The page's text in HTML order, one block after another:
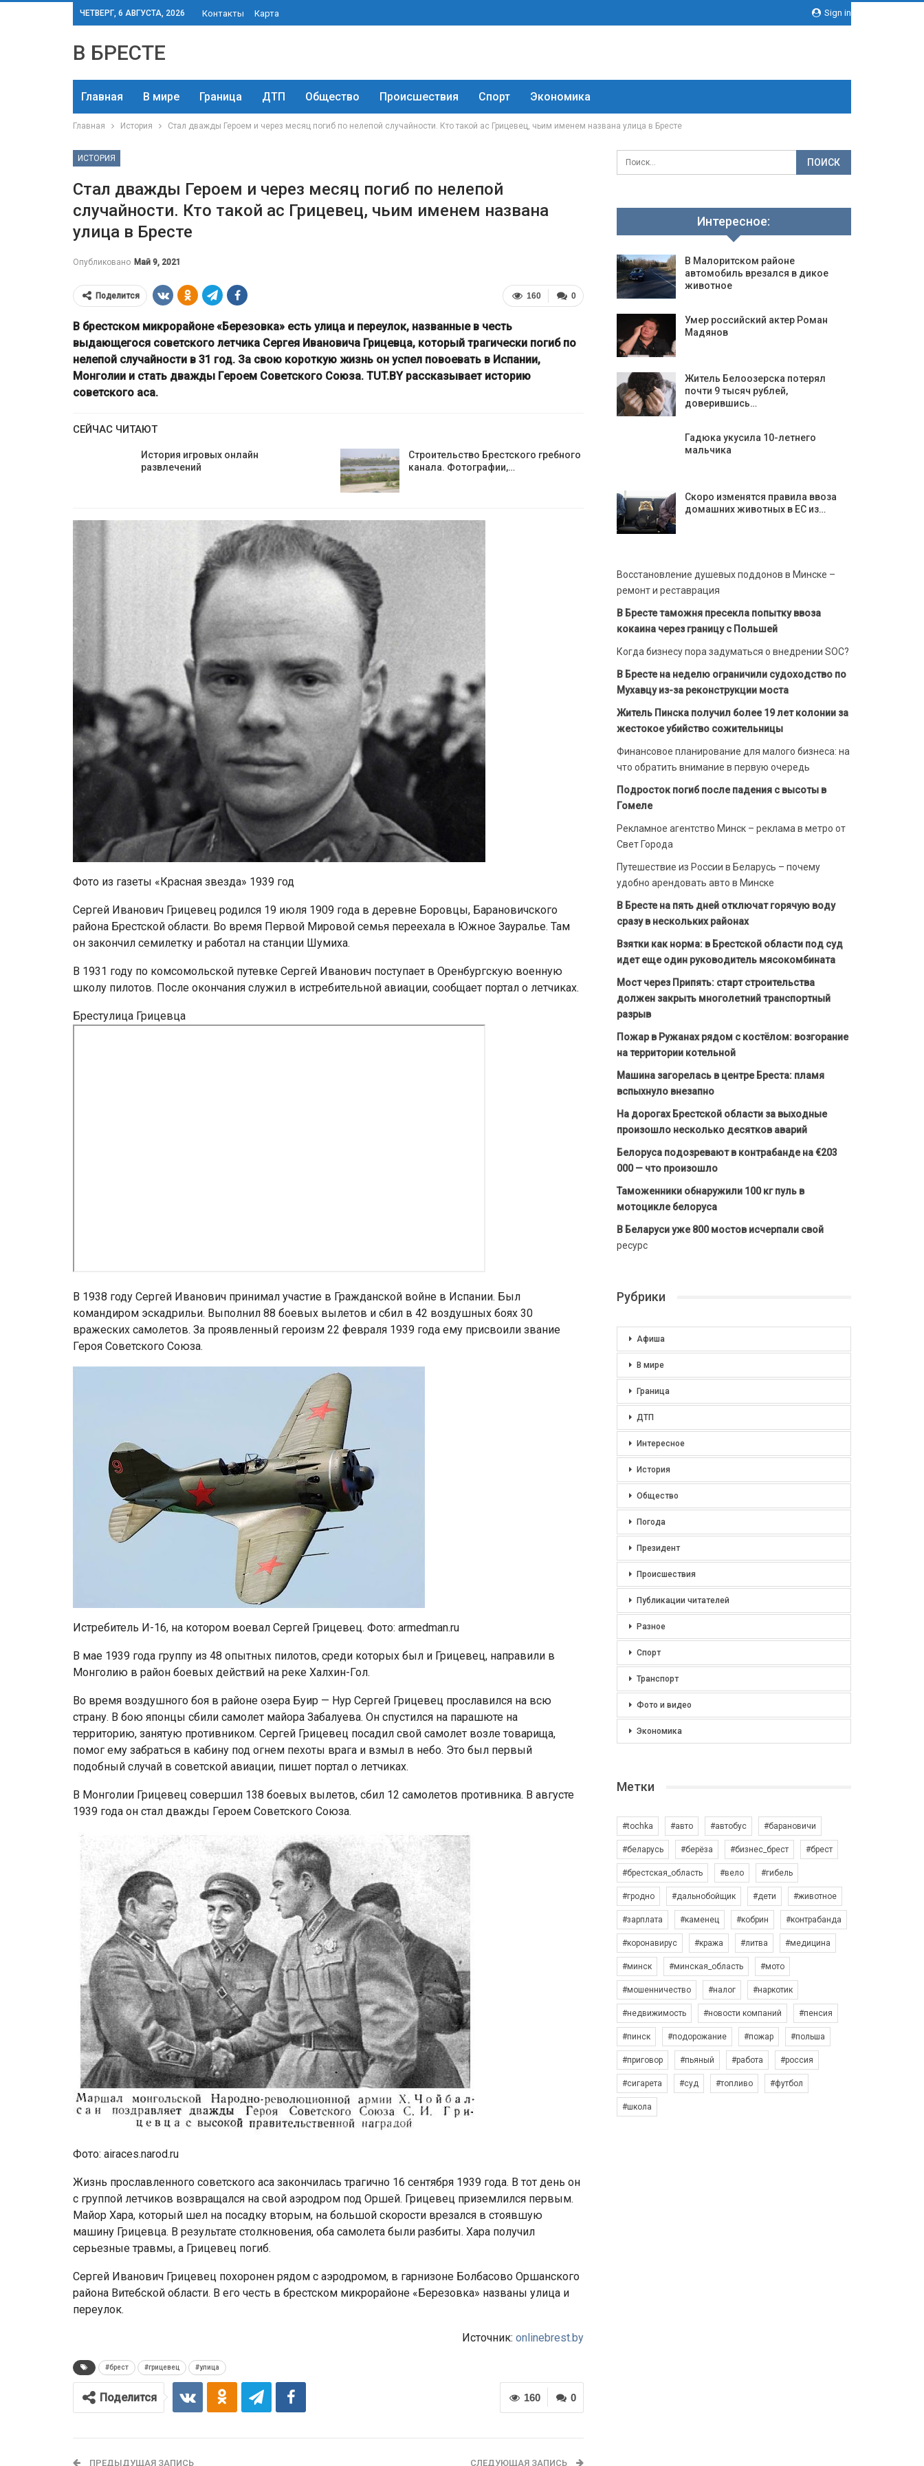
Sign in
ЧЕТВЕРГ, 6 АВГУСТА, 2026 Контакты Карта
В БРЕСТЕ
Главная В мире Граница ДТП Общество Происшествия Спорт Экономика
Главная История Стал дважды Героем и через месяц погиб по нелепой случайности. Кто такой ас Грицевец, чьим именем названа улица в Бресте
ИСТОРИЯ
Стал дважды Героем и через месяц погиб по нелепой
случайности. Кто такой ас Грицевец, чьим именем названа
улица в Бресте
Опубликовано Май 9, 2021
0
160
Поделится
В брестском микрорайоне «Березовка» есть улица и переулок, названные в честь
выдающегося советского летчика Сергея Ивановича Грицевца, который трагически погиб по
нелепой случайности в 31 год. За свою короткую жизнь он успел повоевать в Испании,
Монголии и стать дважды Героем Советского Союза. TUT.BY рассказывает историю
советского аса.
СЕЙЧАС ЧИТАЮТ
История игровых онлайн
развлечений
Строительство Брестского гребного
канала. Фотографии,…
Фото из газеты «Красная звезда» 1939 год
Сергей Иванович Грицевец родился 19 июля 1909 года в деревне Боровцы, Барановичского
района Брестской области. Во время Первой Мировой семья переехала в Южное Зауралье. Там
он закончил семилетку и работал на станции Шумиха.
В 1931 году по комсомольской путевке Сергей Иванович поступает в Оренбургскую военную
школу пилотов. После окончания служил в истребительной авиации, сообщает портал о летчиках.
Брестулица Грицевца
В 1938 году Сергей Иванович принимал участие в Гражданской войне в Испании. Был
командиром эскадрильи. Выполнил 88 боевых вылетов и сбил в 42 воздушных боях 30
вражеских самолетов. За проявленный героизм 22 февраля 1939 года ему присвоили звание
Героя Советского Союза.
Истребитель И-16, на котором воевал Сергей Грицевец. Фото: armedman.ru
В мае 1939 года группу из 48 опытных пилотов, среди которых был и Грицевец, направили в
Монголию в район боевых действий на реке Халхин-Гол.
Во время воздушного боя в районе озера Буир — Нур Сергей Грицевец прославился на всю
страну. В бою японцы сбили самолет майора Забалуева. Он спустился на парашюте на
территорию, занятую противником. Сергей Грицевец посадил свой самолет возле товарища,
помог ему забраться в кабину под огнем пехоты врага и взмыл в небо. Это был первый
подобный случай в советской авиации, пишет портал о летчиках.
В Монголии Грицевец совершил 138 боевых вылетов, сбил 12 самолетов противника. В августе
1939 года он стал дважды Героем Советского Союза.
Фото: airaces.narod.ru
Жизнь прославленного советского аса закончилась трагично 16 сентября 1939 года. В тот день он
с группой летчиков возвращался на свой аэродром под Оршей. Грицевец приземлился первым.
Майор Хара, который шел на посадку вторым, на большой скорости врезался в стоявшую
машину Грицевца. В результате столкновения, оба самолета были разбиты. Хара получил
серьезные травмы, а Грицевец погиб.
Сергей Иванович Грицевец похоронен рядом с аэродромом, в гарнизоне Болбасово Оршанского
района Витебской области. В его честь в брестском микрорайоне «Березовка» названы улица и
переулок.
Источник: onlinebrest.by
#брест #грицевец #улица
0
160
Поделится
ПРЕДЫДУЩАЯ ЗАПИСЬ СЛЕДУЮЩАЯ ЗАПИСЬ
Интересное:
В Малоритском районе
автомобиль врезался в дикое
животное
Умер российский актер Роман
Мадянов
Житель Белоозерска потерял
почти 9 тысяч рублей,
доверившись…
Гадюка укусила 10-летнего
мальчика
Скоро изменятся правила ввоза
домашних животных в ЕС из…
Восстановление душевых поддонов в Минске –
ремонт и реставрация
В Бресте таможня пресекла попытку ввоза
кокаина через границу с Польшей
Когда бизнесу пора задуматься о внедрении SOC?
В Бресте на неделю ограничили судоходство по
Мухавцу из-за реконструкции моста
Житель Пинска получил более 19 лет колонии за
жестокое убийство сожительницы
Финансовое планирование для малого бизнеса: на
что обратить внимание в первую очередь
Подросток погиб после падения с высоты в
Гомеле
Рекламное агентство Минск – реклама в метро от
Свет Города
Путешествие из России в Беларусь – почему
удобно арендовать авто в Минске
В Бресте на пять дней отключат горячую воду
сразу в нескольких районах
Взятки как норма: в Брестской области под суд
идет еще один руководитель мясокомбината
Мост через Припять: старт строительства
должен закрыть многолетний транспортный
разрыв
Пожар в Ружанах рядом с костёлом: возгорание
на территории котельной
Машина загорелась в центре Бреста: пламя
вспыхнуло внезапно
На дорогах Брестской области за выходные
произошло несколько десятков аварий
Белоруса подозревают в контрабанде на €203
000 — что произошло
Таможенники обнаружили 100 кг пуль в
мотоцикле белоруса
В Беларуси уже 800 мостов исчерпали свой
ресурс
Рубрики
Афиша
В мире
Граница
ДТП
Интересное
История
Общество
Погода
Президент
Происшествия
Публикации читателей
Разное
Спорт
Транспорт
Фото и видео
Экономика
Метки
#tochka #авто #автобус #барановичи
#беларусь #берёза #бизнес_брест #брест
#брестская_область #вело #гибель
#гродно #дальнобойщик #дети #животное
#зарплата #каменец #кобрин #контрабанда
#коронавирус #кража #литва #медицина
#минск #минская_область #мото
#мошенничество #налог #наркотик
#недвижимость #новости компаний #пенсия
#пинск #подорожание #пожар #польша
#приговор #пьяный #работа #россия
#сигарета #суд #топливо #футбол
#школа